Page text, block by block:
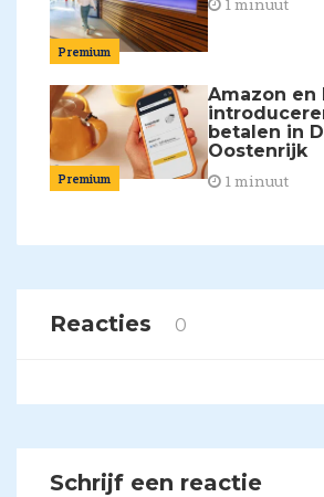
Premium
1 minuut
Premium
Amazon en
betalen in
Oostenrijk
1 minuut
Reacties 0
Schrijf een reactie